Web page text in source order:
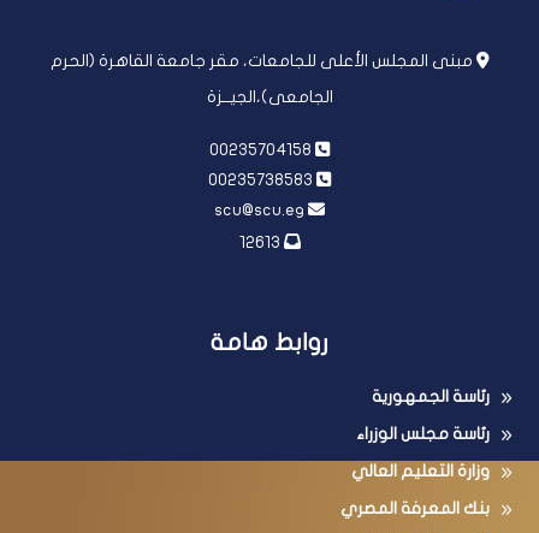
مبنى المجلس الأعلى للجامعات، مقر جامعة القاهرة (الحرم
الجامعى)،الجيــزة
روابط هامة
رئاسة الجمهورية
رئاسة مجلس الوزراء
وزارة التعليم العالي
بنك المعرفة المصري